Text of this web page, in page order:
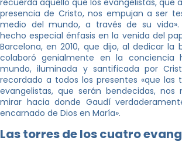
recuerda aquello que los evangelistas, que
presencia de Cristo, nos empujan a ser
medio del mundo, a través de su vida».
hecho especial énfasis en la venida del
Barcelona, en 2010, que dijo, al dedicar la
colaboró genialmente en la conciencia
mundo, iluminada y santificada por
recordado a todos los presentes «que las
evangelistas, que serán bendecidas,
mirar hacia donde Gaudí
encarnado de Dios en María».
Las torres de los cuatro